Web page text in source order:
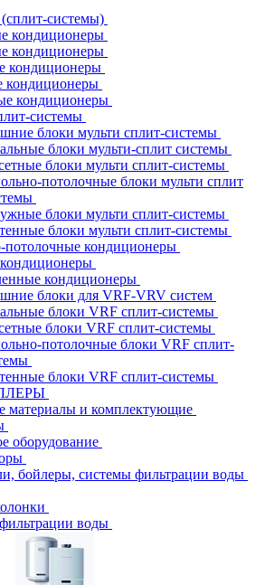
системы)
кондиционеры
кондиционеры
кондиционеры
кондиционеры
кондиционеры
системы
блоки мульти сплит-системы
блоки мульти-сплит системы
блоки мульти сплит-системы
потолочные блоки мульти сплит
блоки мульти сплит-системы
блоки мульти сплит-системы
потолочные кондиционеры
кондиционеры
блоки для VRF-VRV систем
блоки VRF сплит-системы
блоки VRF сплит-системы
потолочные блоки VRF сплит-
блоки VRF сплит-системы
материалы и комплектующие
оборудование
бойлеры, системы фильтрации воды
воды